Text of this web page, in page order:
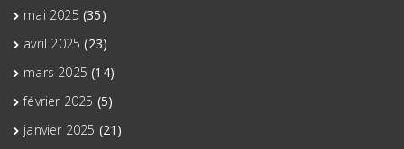
mai 2025 (35)
avril 2025 (23)
mars 2025 (14)
février 2025 (5)
janvier 2025 (21)